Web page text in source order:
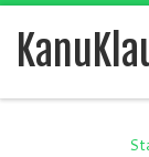
Zum Inhalt